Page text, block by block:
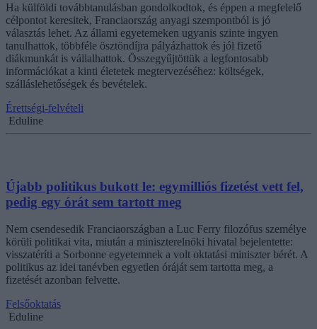
Ha külföldi továbbtanulásban gondolkodtok, és éppen a megfelelő
célpontot keresitek, Franciaország anyagi szempontból is jó
választás lehet. Az állami egyetemeken ugyanis szinte ingyen
tanulhattok, többféle ösztöndíjra pályázhattok és jól fizető
diákmunkát is vállalhattok. Összegyűjtöttük a legfontosabb
információkat a kinti életetek megtervezéséhez: költségek,
szálláslehetőségek és bevételek.
Érettségi-felvételi
Eduline
Újabb politikus bukott le: egymilliós fizetést vett fel,
pedig egy órát sem tartott meg
Nem csendesedik Franciaországban a Luc Ferry filozófus személye
körüli politikai vita, miután a miniszterelnöki hivatal bejelentette:
visszatéríti a Sorbonne egyetemnek a volt oktatási miniszter bérét. A
politikus az idei tanévben egyetlen óráját sem tartotta meg, a
fizetését azonban felvette.
Felsőoktatás
Eduline